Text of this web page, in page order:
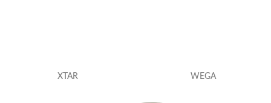
XTAR WEGA